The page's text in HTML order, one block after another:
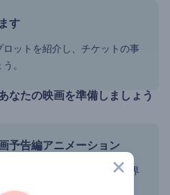
す
ットを紹介し、チケットの事
。
なたの映画を準備しましょう
予告編アニメーション
音楽で、視聴者を映画の世界